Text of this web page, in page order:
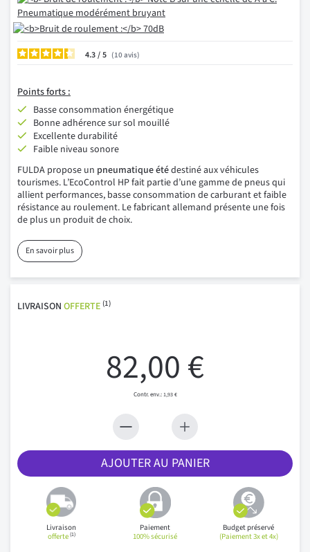
4.3/ 10avis
Points forts :
Basse consommation énergétique
Bonne adhérence sur sol mouillé
Excellente durabilité
Faible niveau sonore
FULDA propose un pneumatique étédestiné aux véhicules
tourismes. L’EcoControl HP fait partie d’une gamme de pneus qui
allient performances, basse consommation de carburant et faible
résistance au roulement. Le fabricant allemand présente une fois
de plus un produit de choix.
En savoir plus
LIVRAISON OFFERTE (1)
82,00 €
1,93 €
AJOUTER AU PANIER
Livraison
offerte(1)
Paiement
100% sécurisé
Budget préservé
(Paiement 3x et 4x)